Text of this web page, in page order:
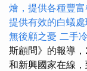
燴，提供各種豐
提供有效的白蟻
無後顧之憂 二手
斯顧問》的報導
和新興國家在線